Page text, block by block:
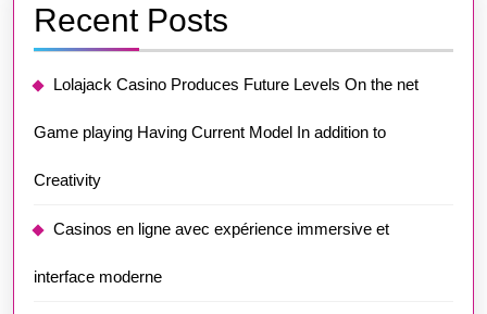
Recent Posts
Lolajack Casino Produces Future Levels On the net
Game playing Having Current Model In addition to
Creativity
Casinos en ligne avec expérience immersive et
interface moderne